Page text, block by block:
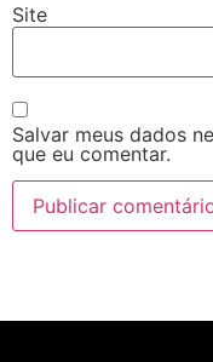
Site
Salvar meus dados
que eu comentar.